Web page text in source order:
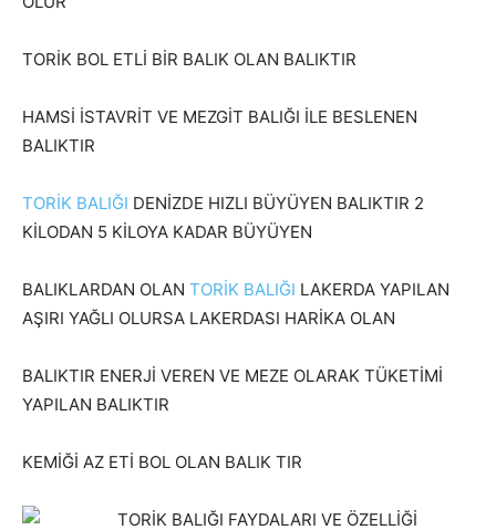
TORİK BOL ETLİ BİR BALIK OLAN BALIKTIR
HAMSİ İSTAVRİT VE MEZGİT BALIĞI İLE BESLENEN
BALIKTIR
TORİK BALIĞI DENİZDE HIZLI BÜYÜYEN BALIKTIR 2
KİLODAN 5 KİLOYA KADAR BÜYÜYEN
BALIKLARDAN OLAN TORİK BALIĞI LAKERDA YAPILAN
AŞIRI YAĞLI OLURSA LAKERDASI HARİKA OLAN
BALIKTIR ENERJİ VEREN VE MEZE OLARAK TÜKETİMİ
YAPILAN BALIKTIR
KEMİĞİ AZ ETİ BOL OLAN BALIK TIR